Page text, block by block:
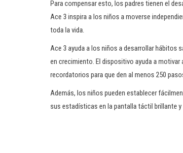
Para compensar esto, los padres tienen el
Ace 3 inspira a los niños a moverse
toda la vida.
Ace 3 ayuda a los niños a desarrollar hábitos
en crecimiento. El dispositivo ayuda a
recordatorios para que den al menos 250
Además, los niños pueden establecer
sus estadísticas en la pantalla táctil brillante